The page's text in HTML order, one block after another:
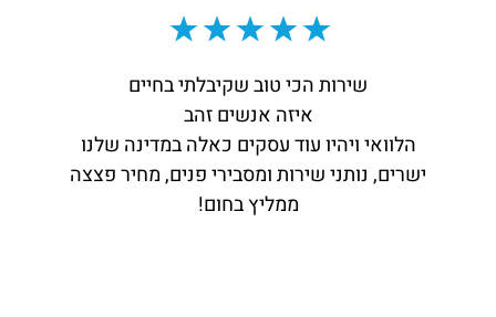
שירות הכי טוב שקיבלתי בחיים
איזה אנשים זהב
הלוואי ויהיו עוד עסקים כאלה במדינה שלנו
ישרים, נותני שירות ומסבירי פנים, מחיר פצצה
ממליץ בחום!